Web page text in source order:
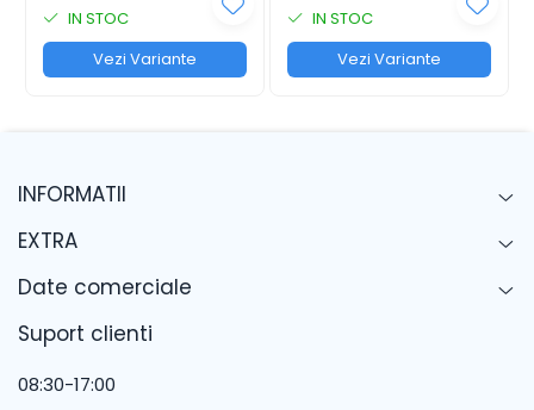
IN STOC
Vezi Variante
IN STOC
Vezi Variante
INFORMATII
EXTRA
Date comerciale
Suport clienti
08:30-17:00